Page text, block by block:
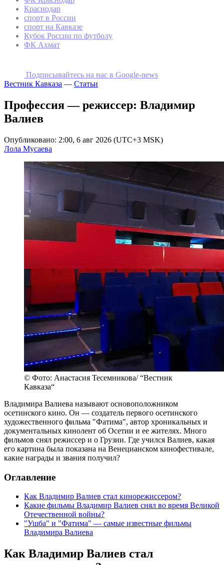
Краснодар
спорт в России
спорт на Кавказе
Кубок России по футболу
ФК Ахмат
Подписывайтесь на наc в Google-news
Вестник Кавказа — Статьи
Профессия — режиссер: Владимир
Валиев
Опубликовано: 2:00, 6 авг 2026 (UTC+3 MSK)
Лола Мусаева
© Фото: Анастасия Тесемникова/ “Вестник
Кавказа“
Владимира Валиева называют основоположником
осетинского кино. Он — создатель первого осетинского
художественного фильма "Фатима", автор хроникальных и
документальных кинолент об Осетии и ее жителях. Много
фильмов снял режиссер и о Грузии. Где учился Валиев, какая
его картина была показана на Венецианском кинофестивале,
какие награды и звания получил?
Оглавление
Как Владимир Валиев стал кинорежиссером?
Какие фильмы Владимир Валиев снял во время Великой
Отечественной войны?
"Ушба" и "Фатима" — самые известные фильмы
Владимира Валиева
Как Владимир Валиев стал